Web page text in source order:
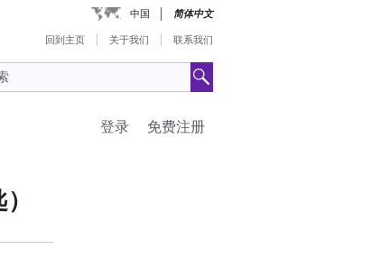
中国 简体中文
回到主页 关于我们 联系我们
免费注册
登录